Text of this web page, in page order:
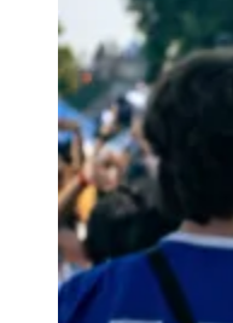
Negócios Regionais
Turismo
Segurança Regional
Hospitais Estaduais
Parques & Represas
Cidades da Região
Santana de Parnaíba
do Bom JesusAraçariguama
RochaFrancisco Morato
Para Sua Empresa
Anuncie Regional
Guia de Empresas
Vagas na RegiãoNovo